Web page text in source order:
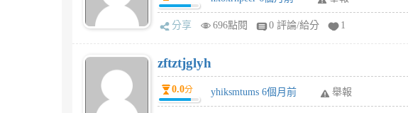
分享 696點閱 0 評論/給分 1
zftztjglyh
0.0分 yhiksmtums 6個月前 舉報